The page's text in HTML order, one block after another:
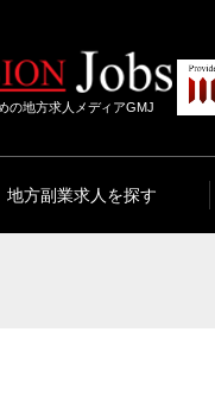
の地方求人メディアGMJ
地方副業求人を探す